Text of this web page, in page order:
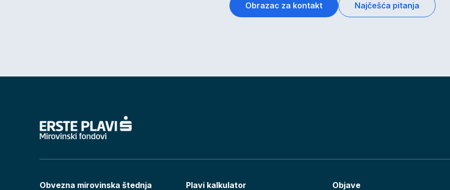
Obrazac za kontakt Najčešća pitanja
Obvezna mirovinska štednja
Plavi kalkulator
Objave